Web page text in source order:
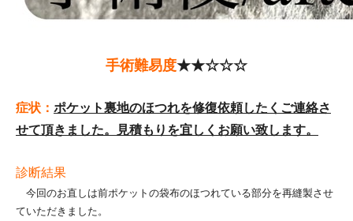
手術難易度★★☆☆☆
症状： ポケット裏地のほつれを修復依頼したくご連絡さ
せて頂きました。見積もりを宜しくお願い致します。
診断結果
今回のお直しは前ポケットの袋布のほつれている部分を再縫製させ
ていただきました。